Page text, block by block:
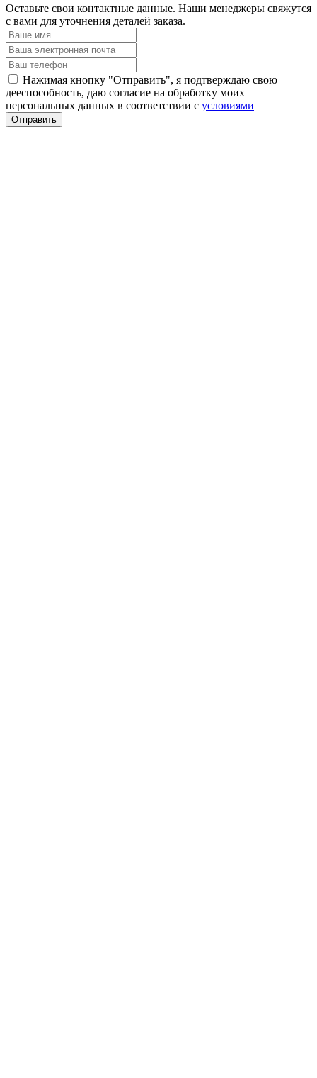
Оставьте свои контактные данные. Наши менеджеры свяжутся
с вами для уточнения деталей заказа.
Нажимая кнопку "Отправить", я подтверждаю свою
дееспособность, даю согласие на обработку моих
персональных данных в соответствии с условиями